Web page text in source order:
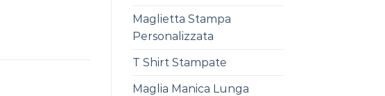
Maglietta Stampa
Personalizzata
T Shirt Stampate
Maglia Manica Lunga